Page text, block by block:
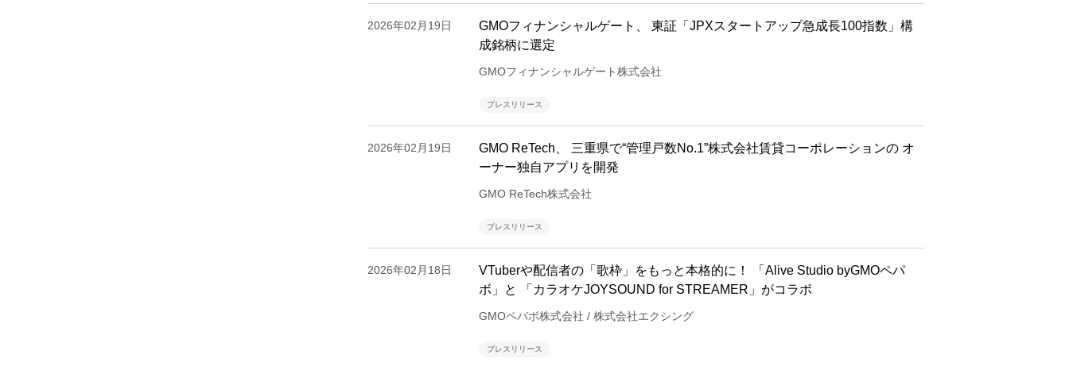
2026年02月19日
GMOフィナンシャルゲート、 東証「JPXスタートアップ急成長100指数」構
成銘柄に選定
GMOフィナンシャルゲート株式会社
プレスリリース
2026年02月19日
GMO ReTech、 三重県で“管理戸数No.1”株式会社賃貸コーポレーションの オ
ーナー独自アプリを開発
GMO ReTech株式会社
プレスリリース
2026年02月18日
VTuberや配信者の「歌枠」をもっと本格的に！ 「Alive Studio byGMOペパ
ボ」と 「カラオケJOYSOUND for STREAMER」がコラボ
GMOペパボ株式会社 / 株式会社エクシング
プレスリリース